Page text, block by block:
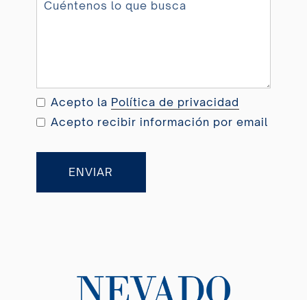
a
4
Acepto la Política de privacidad
Acepto recibir información por email
ENVIAR